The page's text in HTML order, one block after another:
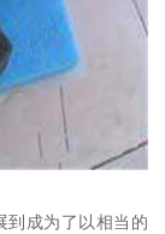
到成为了以相当的